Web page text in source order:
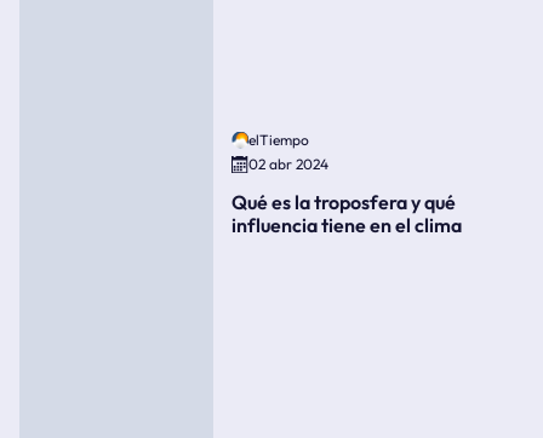
elTiempo
02 abr 2024
Qué es la troposfera y qué
influencia tiene en el clima